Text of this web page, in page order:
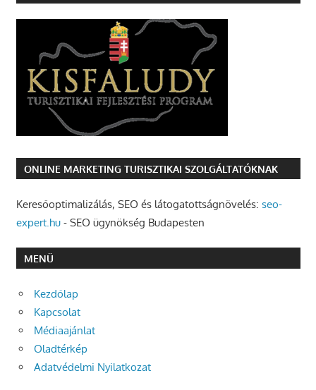
ONLINE MARKETING TURISZTIKAI SZOLGÁLTATÓKNAK
Keresőoptimalizálás, SEO és látogatottságnövelés: seo-
expert.hu- SEO ügynökség Budapesten
MENÜ
Kezdőlap
Kapcsolat
Médiaajánlat
Oladtérkép
Adatvédelmi Nyilatkozat